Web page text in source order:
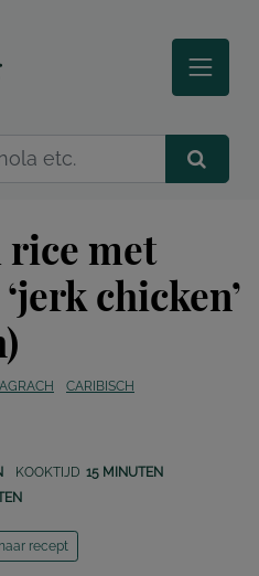
rice met
chicken’
CARIBISCH
KOOKTIJD 15 MINUTEN
recept